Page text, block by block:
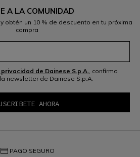
A LA COMUNIDAD
obtén un 10 % de descuento en tu próxima
compra
de Dainese S.p.A.
, confirmo
newsletter de Dainese S.p.A.
credit_card PAGO SEGURO